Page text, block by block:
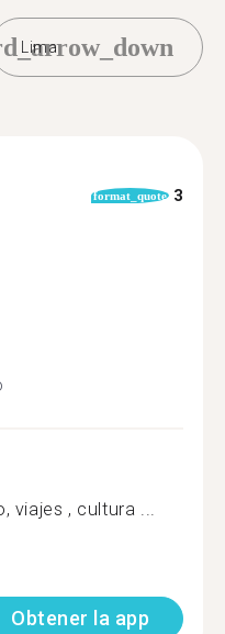
Lima
format_quote 3
viajes , cultura ...
Obtener la app